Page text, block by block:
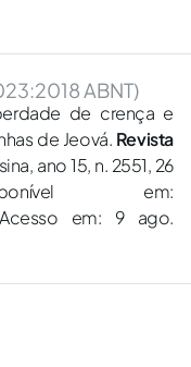
ABNT)
de crença e
de Jeová. Revista
ano 15, n. 2551, 26
em:
em: 9 ago.